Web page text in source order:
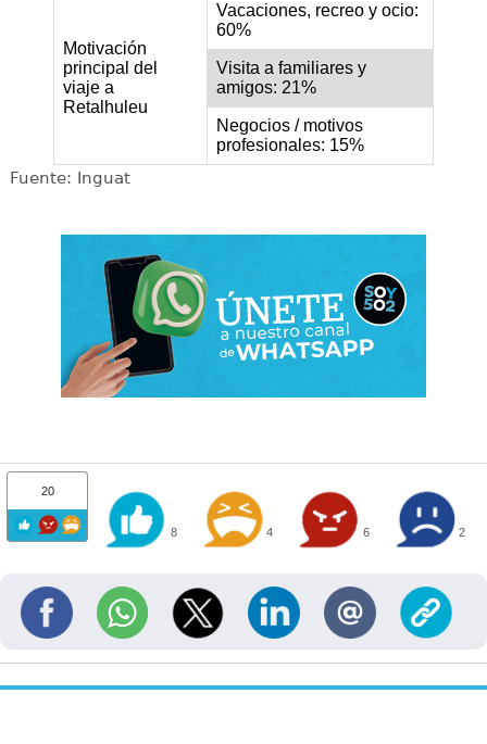
Motivación
principal del
viaje a
Retalhuleu
Vacaciones, recreo y ocio:
60%
Visita a familiares y
amigos: 21%
Negocios / motivos
profesionales: 15%
Fuente: Inguat
20
8 4 6 2